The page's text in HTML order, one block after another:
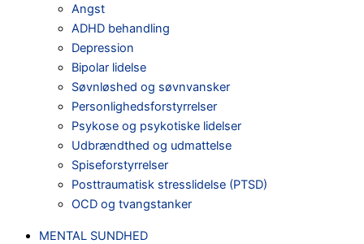
Angst
ADHD behandling
Depression
Bipolar lidelse
Søvnløshed og søvnvansker
Personlighedsforstyrrelser
Psykose og psykotiske lidelser
Udbrændthed og udmattelse
Spiseforstyrrelser
Posttraumatisk stresslidelse (PTSD)
OCD og tvangstanker
MENTAL SUNDHED